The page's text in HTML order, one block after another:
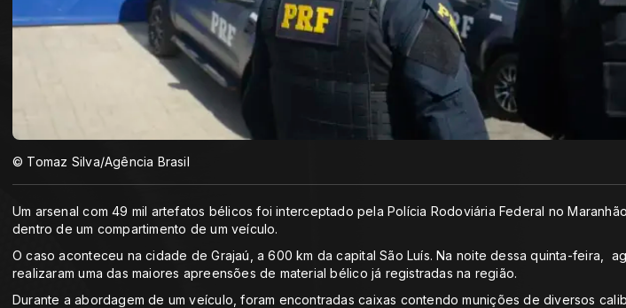
© Tomaz Silva/Agência Brasil
Um arsenal com 49 mil artefatos bélicos foi interceptado pela Polícia Rodoviária Federal no
dentro de um compartimento de um veículo.
O caso aconteceu na cidade de Grajaú, a 600 km da capital São Luís. Na noite dessa quinta-feira,
realizaram uma das maiores apreensões de material bélico já registradas na região.
Durante a abordagem de um veículo, foram encontradas caixas contendo munições de diversos